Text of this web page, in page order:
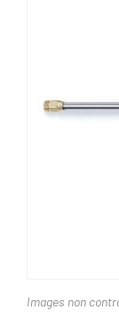
Images non